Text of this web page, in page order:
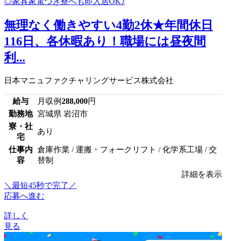
無理なく働きやすい4勤2休★年間休日
116日、各休暇あり！職場には昼夜間
利...
日本マニュファクチャリングサービス株式会社
給与 月収例288,000円
勤務地 宮城県 岩沼市
寮・社
宅
あり
仕事内
容
倉庫作業 / 運搬・フォークリフト / 化学系工場 / 交
替制
詳細を表示
＼最短45秒で完了／
応募へ進む
詳しく
見る